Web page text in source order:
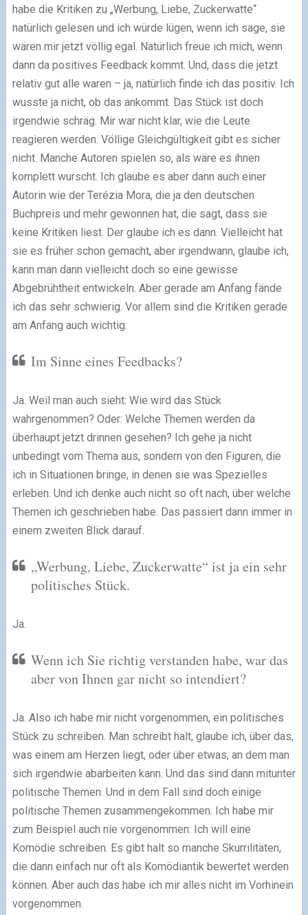
habe die Kritiken zu „Werbung, Liebe, Zuckerwatte“
natürlich gelesen und ich würde lügen, wenn ich sage, sie
wären mir jetzt völlig egal. Natürlich freue ich mich, wenn
dann da positives Feedback kommt. Und, dass die jetzt
relativ gut alle waren – ja, natürlich finde ich das positiv. Ich
wusste ja nicht, ob das ankommt. Das Stück ist doch
irgendwie schräg. Mir war nicht klar, wie die Leute
reagieren werden. Völlige Gleichgültigkeit gibt es sicher
nicht. Manche Autoren spielen so, als wäre es ihnen
komplett wurscht. Ich glaube es aber dann auch einer
Autorin wie der Terézia Mora, die ja den deutschen
Buchpreis und mehr gewonnen hat, die sagt, dass sie
keine Kritiken liest. Der glaube ich es dann. Vielleicht hat
sie es früher schon gemacht, aber irgendwann, glaube ich,
kann man dann vielleicht doch so eine gewisse
Abgebrühtheit entwickeln. Aber gerade am Anfang fände
ich das sehr schwierig. Vor allem sind die Kritiken gerade
am Anfang auch wichtig.
Im Sinne eines Feedbacks?
Ja. Weil man auch sieht: Wie wird das Stück
wahrgenommen? Oder: Welche Themen werden da
überhaupt jetzt drinnen gesehen? Ich gehe ja nicht
unbedingt vom Thema aus, sondern von den Figuren, die
ich in Situationen bringe, in denen sie was Spezielles
erleben. Und ich denke auch nicht so oft nach, über welche
Themen ich geschrieben habe. Das passiert dann immer in
einem zweiten Blick darauf.
„Werbung, Liebe, Zuckerwatte“ ist ja ein sehr
politisches Stück.
Ja.
Wenn ich Sie richtig verstanden habe, war das
aber von Ihnen gar nicht so intendiert?
Ja. Also ich habe mir nicht vorgenommen, ein politisches
Stück zu schreiben. Man schreibt halt, glaube ich, über das,
was einem am Herzen liegt, oder über etwas, an dem man
sich irgendwie abarbeiten kann. Und das sind dann mitunter
politische Themen. Und in dem Fall sind doch einige
politische Themen zusammengekommen. Ich habe mir
zum Beispiel auch nie vorgenommen: Ich will eine
Komödie schreiben. Es gibt halt so manche Skurrilitäten,
die dann einfach nur oft als Komödiantik bewertet werden
können. Aber auch das habe ich mir alles nicht im Vorhinein
vorgenommen.